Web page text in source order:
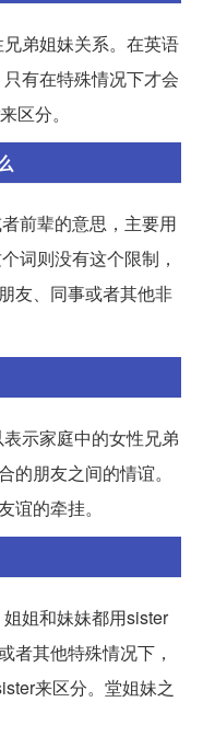
弟姐妹关系。在英语
有在特殊情况下才会
区分。
前辈的意思，主要用
词则没有这个限制，
友、同事或者其他非
示家庭中的女性兄弟
朋友之间的情谊。
谊的牵挂。
姐和妹妹都用sister
者其他特殊情况下，
来区分。堂姐妹之